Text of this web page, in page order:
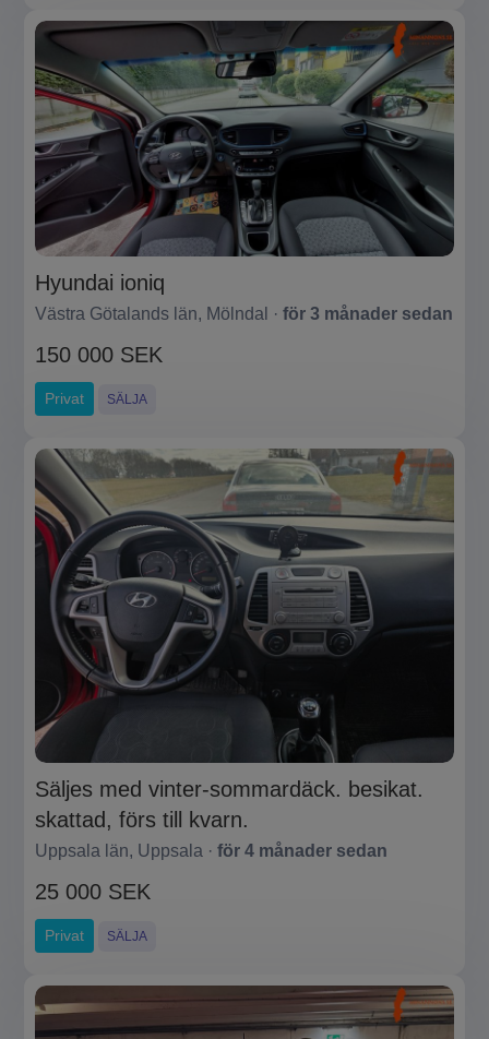
Hyundai ioniq
Västra Götalands län, Mölndal · för 3 månader sedan
150 000 SEK
Privat SÄLJA
Säljes med vinter-sommardäck. besikat.
skattad, förs till kvarn.
Uppsala län, Uppsala · för 4 månader sedan
25 000 SEK
Privat SÄLJA